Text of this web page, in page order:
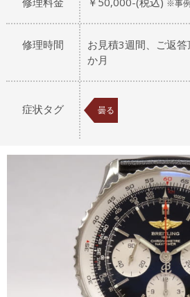
※事
修理時間
お見積3週間、ご返
か月
症状タグ 曇る